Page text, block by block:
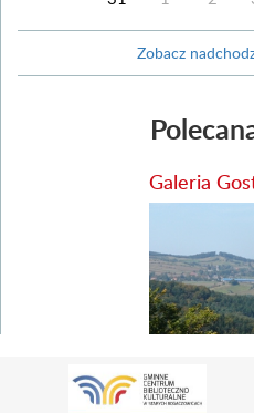
Zobacz
Galeria